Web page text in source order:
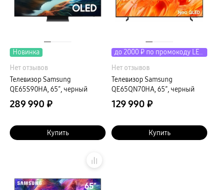
Новинка
Нет отзывов
Телевизор Samsung
QE65S90HA, 65″, черный
289 990 ₽
Купить
до 2000 ₽ по промокоду LETO
Нет отзывов
Телевизор Samsung
QE65QN70HA, 65″, черный
129 990 ₽
Купить